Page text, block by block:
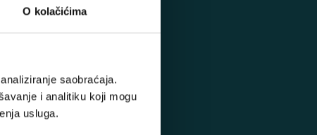
O kolačićima
saobraćaja.
i analitiku koji mogu
usluga.